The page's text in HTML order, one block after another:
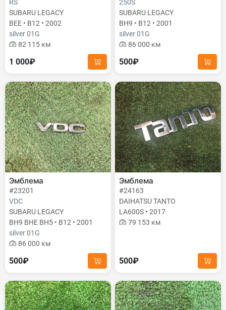
RS
SUBARU LEGACY
BEE • B12 • 2002
silver 01G
82 115 км
1 000₽
250S
SUBARU LEGACY
BH9 • B12 • 2001
silver 01G
86 000 км
500₽
Эмблема
#23201
VDC
SUBARU LEGACY
BH9 BHE BH5 • B12 • 2001
silver 01G
86 000 км
500₽
Эмблема
#24163
DAIHATSU TANTO
LA600S • 2017
79 153 км
500₽